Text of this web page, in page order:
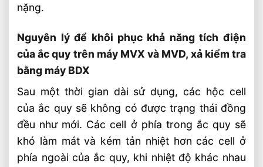
nặng.
Nguyên lý để khôi phục khả năng tích điện
của ắc quy trên máy MVX và MVD, xả kiểm tra
bằng máy BDX
Sau một thời gian dài sử dụng, các hộc cell
của ắc quy sẽ không có được trạng thái đồng
đều như mới. Các cell ở phía trong ắc quy sẽ
khó làm mát và kém tản nhiệt hơn các cell ở
phía ngoài của ắc quy, khi nhiệt độ khác nhau